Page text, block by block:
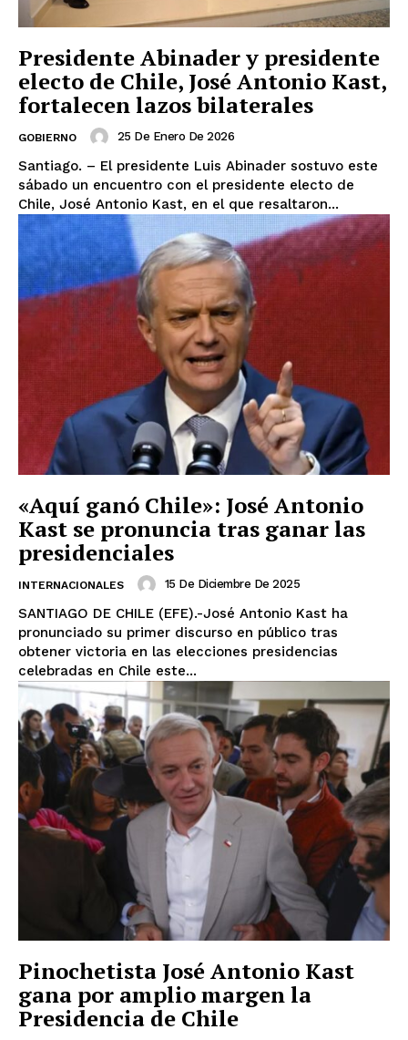
Presidente Abinader y presidente
electo de Chile, José Antonio Kast,
fortalecen lazos bilaterales
GOBIERNO 25 De Enero De 2026
Santiago. – El presidente Luis Abinader sostuvo este
sábado un encuentro con el presidente electo de
Chile, José Antonio Kast, en el que resaltaron...
«Aquí ganó Chile»: José Antonio
Kast se pronuncia tras ganar las
presidenciales
INTERNACIONALES 15 De Diciembre De 2025
SANTIAGO DE CHILE (EFE).-José Antonio Kast ha
pronunciado su primer discurso en público tras
obtener victoria en las elecciones presidencias
celebradas en Chile este...
Pinochetista José Antonio Kast
gana por amplio margen la
Presidencia de Chile